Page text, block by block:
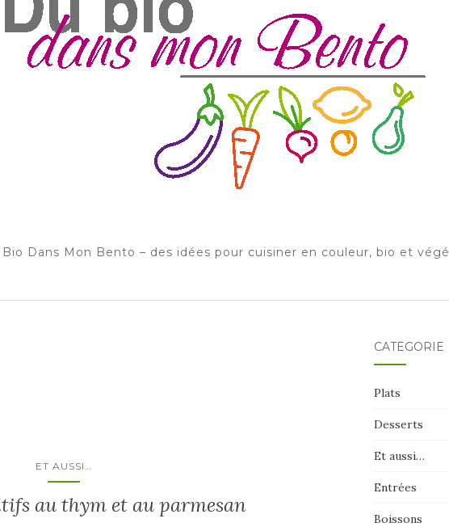
Bio Dans Mon Bento – des idées pour cuisiner en couleur, bio et végé
ET AUSSI…
au thym et au parmesan
CATÉGORIE
Plats
Desserts
Et aussi…
Entrées
Boissons